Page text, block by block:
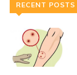
RECENT POSTS